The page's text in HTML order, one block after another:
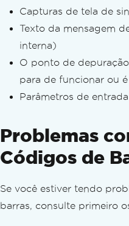
Capturas de tela de
Texto da mensagem
interna)
O ponto de
para de funcionar ou
Parâmetros de
Problemas
Códigos de
Se você estiver tendo
barras, consulte primeiro